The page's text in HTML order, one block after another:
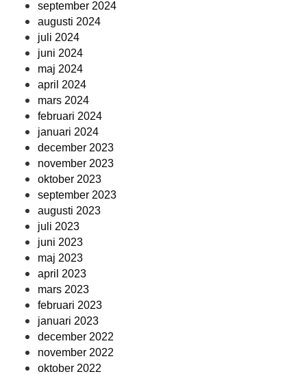
september 2024
augusti 2024
juli 2024
juni 2024
maj 2024
april 2024
mars 2024
februari 2024
januari 2024
december 2023
november 2023
oktober 2023
september 2023
augusti 2023
juli 2023
juni 2023
maj 2023
april 2023
mars 2023
februari 2023
januari 2023
december 2022
november 2022
oktober 2022